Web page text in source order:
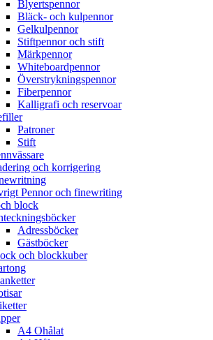
Blyertspennor
Bläck- och kulpennor
Gelkulpennor
Stiftpennor och stift
Märkpennor
Whiteboardpennor
Överstrykningspennor
Fiberpennor
Kalligrafi och reservoar
Patroner
Stift
och korrigering
Pennor och finewriting
block
Adressböcker
Gästböcker
och blockkuber
A4 Ohålat